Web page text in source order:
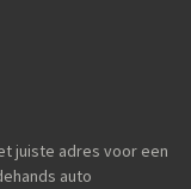
juiste adres voor een
auto